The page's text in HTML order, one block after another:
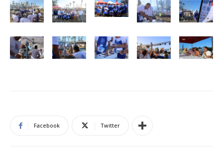
Facebook Twitter